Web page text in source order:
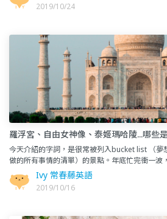
2019/10/24
羅浮宮、自由女神像、泰姬瑪哈陵...哪些
今天介紹的字詞，是很常被列入bucket list （夢
做的所有事情的清單）的景點。年底忙完衝一波
用的字詞必去旅遊景點 Must-See Touri
Ivy 常春藤英語
2019/10/16